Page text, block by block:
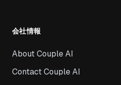
会社情報
About Couple AI
Contact Couple AI